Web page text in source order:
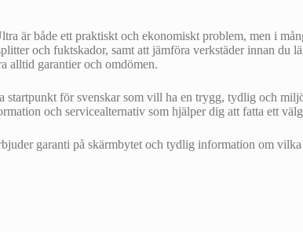
är både ett praktiskt och ekonomiskt problem, men i
och fuktskador, samt att jämföra verkstäder innan
alltid garantier och omdömen.
startpunkt för svenskar som vill ha en trygg, tydlig och
och servicealternativ som hjälper dig att fatta ett
garanti på skärmbytet och tydlig information om